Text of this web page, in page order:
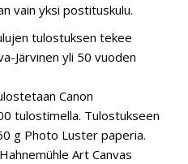
vain yksi postituskulu.
tulostuksen tekee
Järvinen yli 50 vuoden
Canon
tulostimella. Tulostukseen
g Photo Luster paperia.
Art Canvas